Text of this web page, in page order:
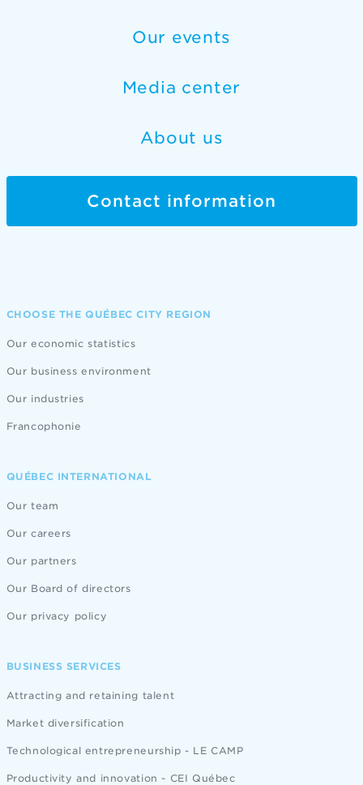
Our events
Media center
About us
Contact information
CHOOSE THE QUÉBEC CITY REGION
Our economic statistics
Our business environment
Our industries
Francophonie
QUÉBEC INTERNATIONAL
Our team
Our careers
Our partners
Our Board of directors
Our privacy policy
BUSINESS SERVICES
Attracting and retaining talent
Market diversification
Technological entrepreneurship - LE CAMP
Productivity and innovation - CEI Québec